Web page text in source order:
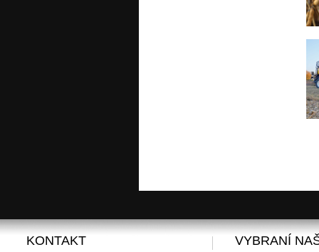
KONTAKT VYBRANÍ